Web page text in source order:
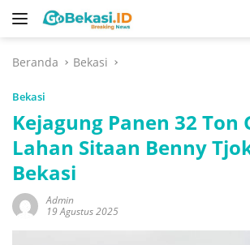
Langsung
Beranda
Bekasi
Bekasi
Kejagung Panen 32 Ton
Lahan Sitaan Benny
Bekasi
Admin
19 Agustus 2025